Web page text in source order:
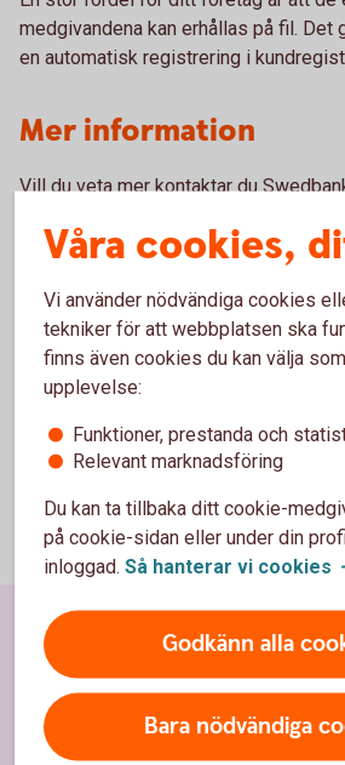
medgivandena kan erhållas på fil. Det
en automatisk registrering i
Mer information
Vill du veta mer kontaktar du
Våra cookies,
Vi använder nödvändiga cookies
tekniker för att webbplatsen ska
finns även cookies du kan välja
upplevelse:
Funktioner, prestanda och
Relevant marknadsföring
Du kan ta tillbaka ditt cookie-
på cookie-sidan eller under din
inloggad. Så hanterar vi cookies
Godkänn alla
Bara nödvändiga
Sidfot
Hitta snabbt
Kundservice/Kontakta oss